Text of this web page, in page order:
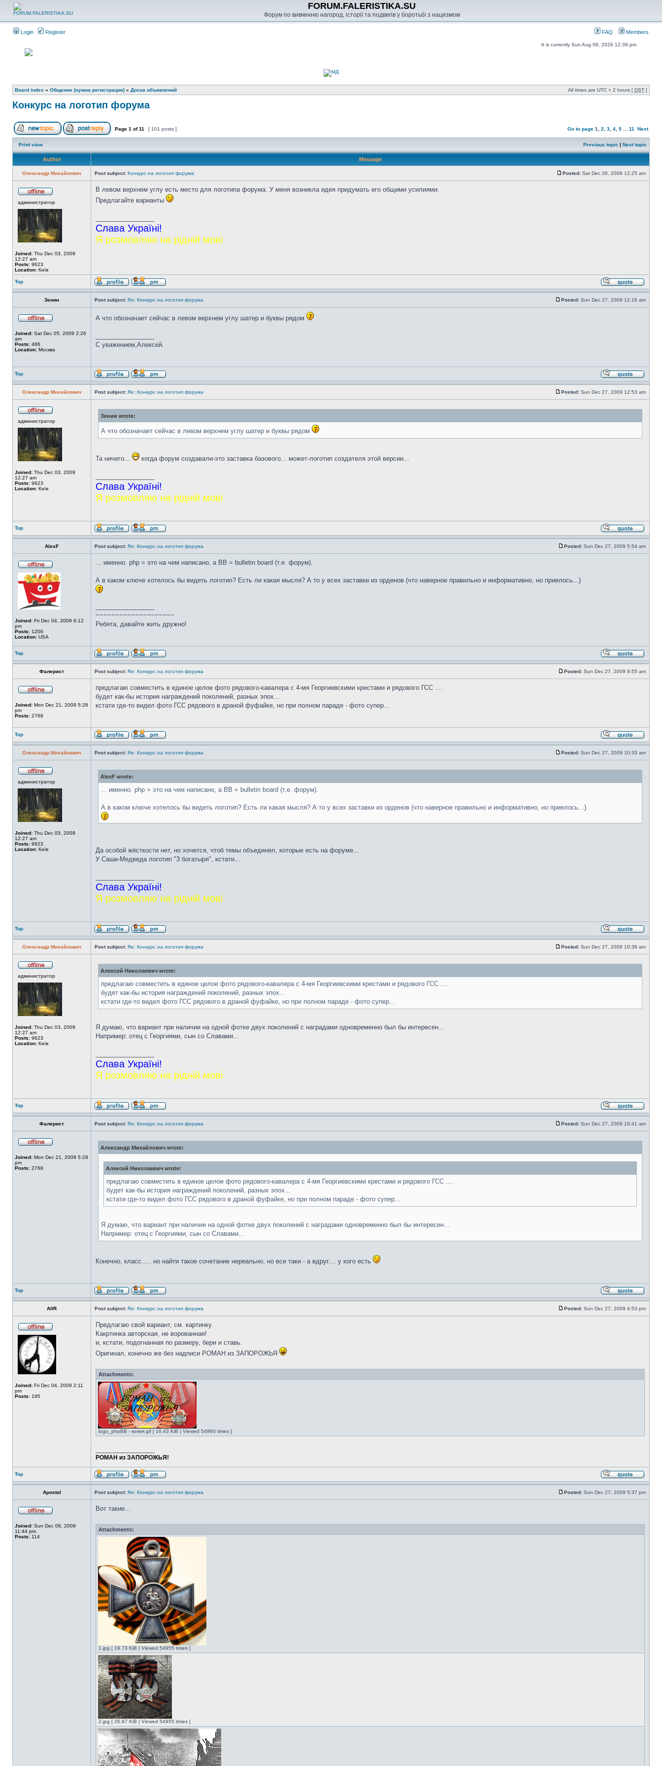
FORUM.FALERISTIKA.SU
Форум по вивченню нагород, історії та подвигів у боротьбі з нацизмом
Login Register FAQ Members
It is currently Sun Aug 09, 2026 12:39 pm
Board index » Общение (нужна регистрация) » Доска объявлений All times are UTC + 2 hours [ DST ]
Конкурс на логотип форума
Page 1 of11 [ 101 posts ] Go to page 1 2 3 4 5 11 Next
Print view Previous topic | Next topic
Author Message
Олександр Михайлович Post subject: Конкурс на логотип форума Posted: Sat Dec 26, 2009 12:25 am
администратор
Joined: Thu Dec 03, 2009
12:27 am
Posts: 9623
Location: Київ
В левом верхнем углу есть место для логотипа форума. У меня возникла идея придумать его общими усилиями.
Предлагайте варианты
Слава Україні!
Я розмовляю на рідній мові
Top
Зенин Post subject: Re: Конкурс на логотип форума Posted: Sun Dec 27, 2009 12:16 am
Joined: Sat Dec 05, 2009 2:26
am
Posts: 486
Location: Москва
А что обозначает сейчас в левом верхнем углу шатер и буквы рядом
С уважением,Алексей.
Top
Олександр Михайлович Post subject: Re: Конкурс на логотип форума Posted: Sun Dec 27, 2009 12:53 am
администратор
Joined: Thu Dec 03, 2009
12:27 am
Posts: 9623
Location: Київ
Зенин wrote:
А что обозначает сейчас в левом верхнем углу шатер и буквы рядом
Та ничего... когда форум создавали-это заставка базового... может-логотип создателя этой версии...
Слава Україні!
Я розмовляю на рідній мові
Top
AlexF Post subject: Re: Конкурс на логотип форума Posted: Sun Dec 27, 2009 5:54 am
Joined: Fri Dec 04, 2009 6:12
pm
Posts: 1206
Location: USA
... именно. php = это на чем написано, а BB = bulletin board (т.е. форум).
А в каком ключе хотелось бы видеть логотип? Есть ли какая мысля? А то у всех заставки из орденов (что наверное правильно и информативно, но приелось...)
~~~~~~~~~~~~~~~~~~~~
Ребята, давайте жить дружно!
Top
Фалерист Post subject: Re: Конкурс на логотип форума Posted: Sun Dec 27, 2009 9:55 am
Joined: Mon Dec 21, 2009 5:28
pm
Posts: 2768
предлагаю совместить в единое целое фото рядового-кавалера с 4-мя Георгиевскими крестами и рядового ГСС ....
будет как-бы история награждений поколений, разных эпох...
кстати где-то видел фото ГСС рядового в драной фуфайке, но при полном параде - фото супер...
Top
Олександр Михайлович Post subject: Re: Конкурс на логотип форума Posted: Sun Dec 27, 2009 10:33 am
администратор
Joined: Thu Dec 03, 2009
12:27 am
Posts: 9623
Location: Київ
AlexF wrote:
... именно. php = это на чем написано, а BB = bulletin board (т.е. форум).
А в каком ключе хотелось бы видеть логотип? Есть ли какая мысля? А то у всех заставки из орденов (что наверное правильно и информативно, но приелось...)
Да особой жёсткости нет, но хочется, чтоб темы объединял, которые есть на форуме...
У Саши-Медведа логотип "3 богатыря", кстати...
Слава Україні!
Я розмовляю на рідній мові
Top
Олександр Михайлович Post subject: Re: Конкурс на логотип форума Posted: Sun Dec 27, 2009 10:36 am
администратор
Joined: Thu Dec 03, 2009
12:27 am
Posts: 9623
Location: Київ
Алексей Николаевич wrote:
предлагаю совместить в единое целое фото рядового-кавалера с 4-мя Георгиевскими крестами и рядового ГСС ....
будет как-бы история награждений поколений, разных эпох...
кстати где-то видел фото ГСС рядового в драной фуфайке, но при полном параде - фото супер...
Я думаю, что вариант при наличии на одной фотке двух поколений с наградами одновременно был бы интересен...
Например: отец с Георгиями, сын со Славами...
Слава Україні!
Я розмовляю на рідній мові
Top
Фалерист Post subject: Re: Конкурс на логотип форума Posted: Sun Dec 27, 2009 10:41 am
Joined: Mon Dec 21, 2009 5:28
pm
Posts: 2768
Александр Михайлович wrote:
Алексей Николаевич wrote:
предлагаю совместить в единое целое фото рядового-кавалера с 4-мя Георгиевскими крестами и рядового ГСС ....
будет как-бы история награждений поколений, разных эпох...
кстати где-то видел фото ГСС рядового в драной фуфайке, но при полном параде - фото супер...
Я думаю, что вариант при наличии на одной фотке двух поколений с наградами одновременно был бы интересен...
Например: отец с Георгиями, сын со Славами...
Конечно, класс..... но найти такое сочетание нереально, но все таки - а вдруг.... у кого есть
Top
AllR Post subject: Re: Конкурс на логотип форума Posted: Sun Dec 27, 2009 4:53 pm
Joined: Fri Dec 04, 2009 2:11
pm
Posts: 195
Предлагаю свой вариант, см. картинку.
Какртинка авторская, не ворованная!
и, кстати, подогнанная по размеру, бери и ставь.
Оригинал, конечно же без надписи РОМАН из ЗАПОРОЖЬЯ
Attachments:
logo_phpBB - копия.gif [ 16.43 KiB | Viewed 54960 times ]
РОМАН из ЗАПОРОЖЬЯ!
Top
Apostol Post subject: Re: Конкурс на логотип форума Posted: Sun Dec 27, 2009 5:37 pm
Joined: Sun Dec 06, 2009
11:44 pm
Posts: 114
Вот такие...
Attachments:
1.jpg [ 19.73 KiB | Viewed 54955 times ]
2.jpg [ 26.87 KiB | Viewed 54955 times ]